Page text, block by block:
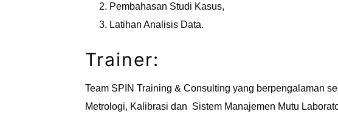
Pembahasan Studi Kasus,
Latihan Analisis Data.
Trainer:
Team SPIN Training & Consulting yang berpengalaman
Metrologi, Kalibrasi dan Sistem Manajemen Mutu